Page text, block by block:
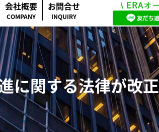
会社概要
COMPANY
お問合せ
INQUIRY
に関する法律が改